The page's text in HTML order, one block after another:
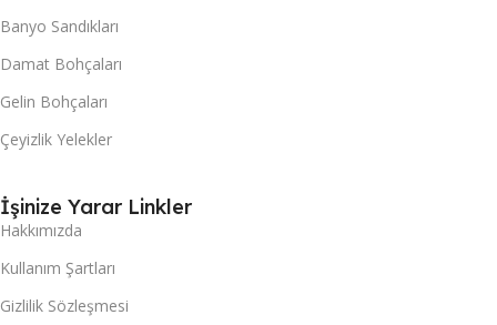
Banyo Sandıkları
Damat Bohçaları
Gelin Bohçaları
Çeyizlik Yelekler
İşinize Yarar Linkler
Hakkımızda
Kullanım Şartları
Gizlilik Sözleşmesi